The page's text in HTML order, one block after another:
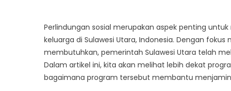
di
Perlindungan sosial merupakan aspek penting
keluarga di Sulawesi Utara, Indonesia. Dengan
membutuhkan, pemerintah Sulawesi Utara telah
Dalam artikel ini, kita akan melihat lebih dekat
bagaimana program tersebut membantu